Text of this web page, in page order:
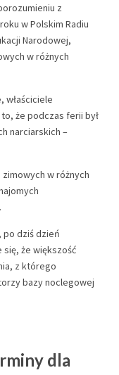
z
w Polskim Radiu
Narodowej,
w różnych
właściciele
że podczas ferii był
narciarskich –
w różnych
po dziś dzień
się, że większość
z którego
bazy noclegowej
dla